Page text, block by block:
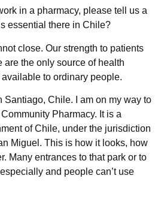
in a pharmacy, please tell us a
essential there in Chile?
close. Our strength to patients
are the only source of health
to ordinary people.
Santiago, Chile. I am on my way to
Pharmacy. It is a
of Chile, under the jurisdiction
Miguel. This is how it looks, how
Many entrances to that park or to
and people can’t use